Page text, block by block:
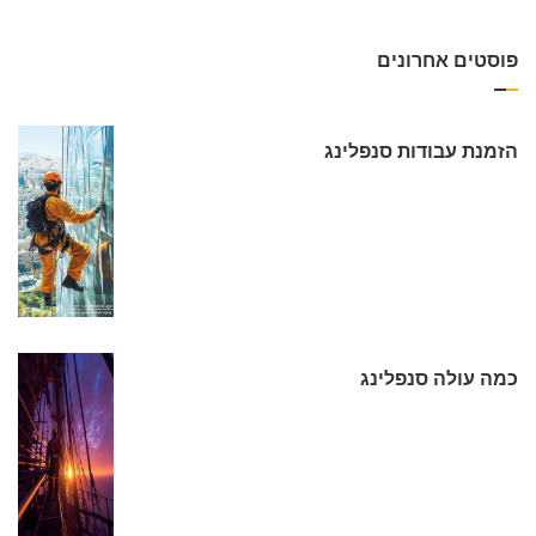
פוסטים אחרונים
הזמנת עבודות סנפלינג
כמה עולה סנפלינג